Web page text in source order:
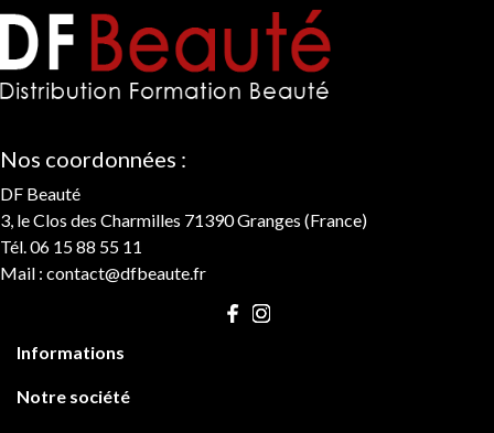
Nos coordonnées :
DF Beauté
3, le Clos des Charmilles 71390 Granges (France)
Tél. 06 15 88 55 11
Mail : contact@dfbeaute.fr
Informations
Notre société